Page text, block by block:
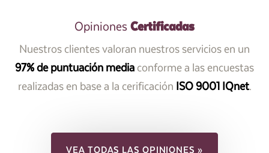
Opiniones Certificadas
Nuestros clientes valoran nuestros servicios en un
97% de puntuación mediaconforme a las encuestas
realizadas en base a la cerificación ISO 9001 IQnet.
VEA TODAS LAS OPINIONES »